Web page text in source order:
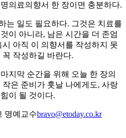
의료의향서 한 장이면 충분하다.
는 일도 필요하다. 그것은 치료를
이 아니라, 남은 시간을 더 존엄
아직 이 의향서를 작성하지 못
작성하길 바란다.
지막 순간을 위해 오늘 한 장의
은 준비가 훗날 나에게도, 사랑
이 될 것이다.
명예교수bravo@etoday.co.kr